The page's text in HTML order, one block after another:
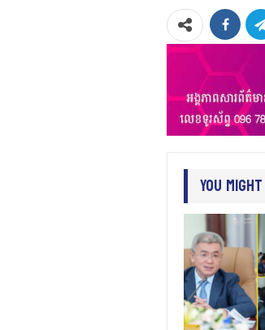
You